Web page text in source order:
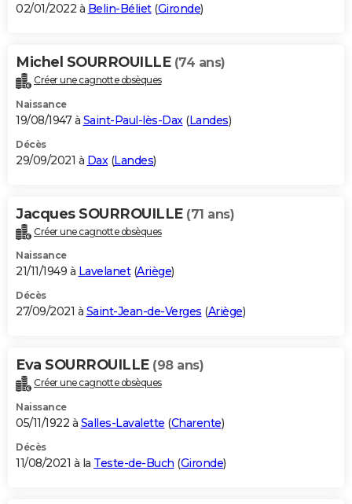
02/01/2022 à Belin-Béliet(Gironde)
Michel SOURROUILLE (74 ans)
Créer une cagnotte obsèques
Naissance
19/08/1947 à Saint-Paul-lès-Dax (Landes)
Décès
29/09/2021 à Dax (Landes)
Jacques SOURROUILLE (71 ans)
Créer une cagnotte obsèques
Naissance
21/11/1949 à Lavelanet(Ariège)
Décès
27/09/2021 à Saint-Jean-de-Verges (Ariège)
Eva SOURROUILLE (98 ans)
Créer une cagnotte obsèques
Naissance
05/11/1922 à Salles-Lavalette (Charente)
Décès
11/08/2021 à la Teste-de-Buch (Gironde)